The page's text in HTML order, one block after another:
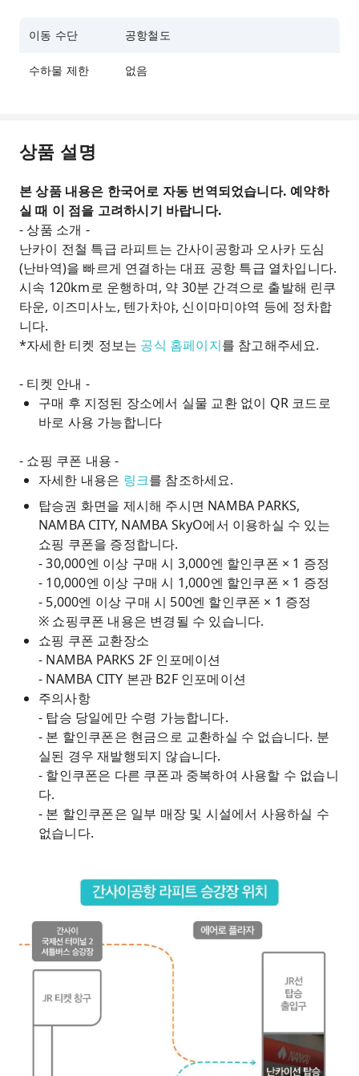
이동 수단 공항철도
수하물 제한 없음
상품 설명
본 상품 내용은 한국어로 자동 번역되었습니다. 예약하
실 때 이 점을 고려하시기 바랍니다.
- 상품 소개 -
난카이 전철 특급 라피트는 간사이공항과 오사카 도심
(난바역)을 빠르게 연결하는 대표 공항 특급 열차입니다.
시속 120km로 운행하며, 약 30분 간격으로 출발해 린쿠
타운, 이즈미사노, 텐가차야, 신이마미야역 등에 정차합
니다.
*자세한 티켓 정보는 공식 홈페이지를 참고해주세요.
- 티켓 안내 -
구매 후 지정된 장소에서 실물 교환 없이 QR 코드로
바로 사용 가능합니다
- 쇼핑 쿠폰 내용 -
자세한 내용은 링크를 참조하세요.
탑승권 화면을 제시해 주시면 NAMBA PARKS,
NAMBA CITY, NAMBA SkyO에서 이용하실 수 있는
쇼핑 쿠폰을 증정합니다.
- 30,000엔 이상 구매 시 3,000엔 할인쿠폰 × 1 증정
- 10,000엔 이상 구매 시 1,000엔 할인쿠폰 × 1 증정
- 5,000엔 이상 구매 시 500엔 할인쿠폰 × 1 증정
※ 쇼핑쿠폰 내용은 변경될 수 있습니다.
쇼핑 쿠폰 교환장소
- NAMBA PARKS 2F 인포메이션
- NAMBA CITY 본관 B2F 인포메이션
주의사항
- 탑승 당일에만 수령 가능합니다.
- 본 할인쿠폰은 현금으로 교환하실 수 없습니다. 분
실된 경우 재발행되지 않습니다.
- 할인쿠폰은 다른 쿠폰과 중복하여 사용할 수 없습니
다.
- 본 할인쿠폰은 일부 매장 및 시설에서 사용하실 수
없습니다.